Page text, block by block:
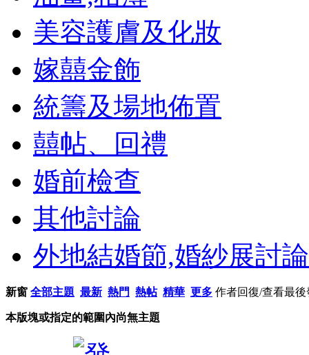
美容護膚及化妝
嫁囍金飾
統籌及場地佈置
囍帖、回禮
婚前檢查
其他討論
外地結婚節,婚紗展討論
新窗 全部主題 最新 熱門 熱帖 精華 更多 作者回復/查看最後
本版塊或指定的範圍內尚無主題